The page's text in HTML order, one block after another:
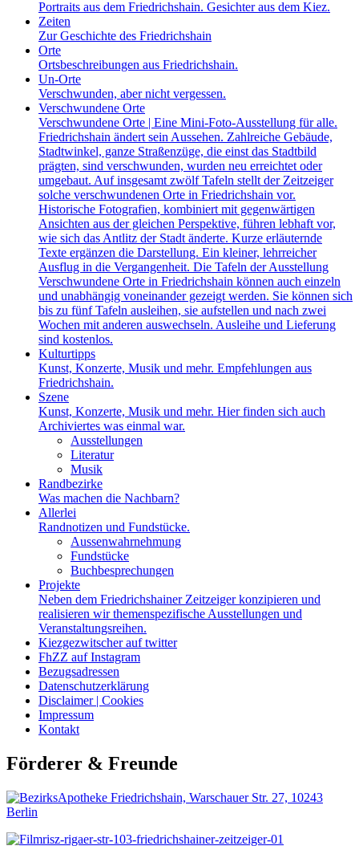
Portraits aus dem Friedrichshain. Gesichter aus dem Kiez.
Zeiten
Zur Geschichte des Friedrichshain
Orte
Ortsbeschreibungen aus Friedrichshain.
Un-Orte
Verschwunden, aber nicht vergessen.
Verschwundene Orte
Verschwundene Orte | Eine Mini-Foto-Ausstellung für alle.
Friedrichshain ändert sein Aussehen. Zahlreiche Gebäude,
Stadtwinkel, ganze Straßenzüge, die einst das Stadtbild
prägten, sind verschwunden, wurden neu erreichtet oder
umgebaut. Auf insgesamt zwölf Tafeln stellt der Zeitzeiger
solche verschwundenen Orte in Friedrichshain vor.
Historische Fotografien, kombiniert mit gegenwärtigen
Ansichten aus der gleichen Perspektive, führen lebhaft vor,
wie sich das Antlitz der Stadt änderte. Kurze erläuternde
Texte ergänzen die Darstellung. Ein kleiner, lehrreicher
Ausflug in die Vergangenheit. Die Tafeln der Ausstellung
Verschwundene Orte in Friedrichshain können auch einzeln
und unabhängig voneinander gezeigt werden. Sie können sich
bis zu fünf Tafeln ausleihen, sie aufstellen und nach zwei
Wochen mit anderen auswechseln. Ausleihe und Lieferung
sind kostenlos.
Kulturtipps
Kunst, Konzerte, Musik und mehr. Empfehlungen aus
Friedrichshain.
Szene
Kunst, Konzerte, Musik und mehr. Hier finden sich auch
Archiviertes was einmal war.
Ausstellungen
Literatur
Musik
Randbezirke
Was machen die Nachbarn?
Allerlei
Randnotizen und Fundstücke.
Aussenwahrnehmung
Fundstücke
Buchbesprechungen
Projekte
Neben dem Friedrichshainer Zeitzeiger konzipieren und
realisieren wir themenspezifische Ausstellungen und
Veranstaltungsreihen.
Kiezgezwitscher auf twitter
FhZZ auf Instagram
Bezugsadressen
Datenschutzerklärung
Disclaimer | Cookies
Impressum
Kontakt
Förderer & Freunde